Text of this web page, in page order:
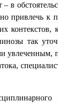
в
привлечь
так